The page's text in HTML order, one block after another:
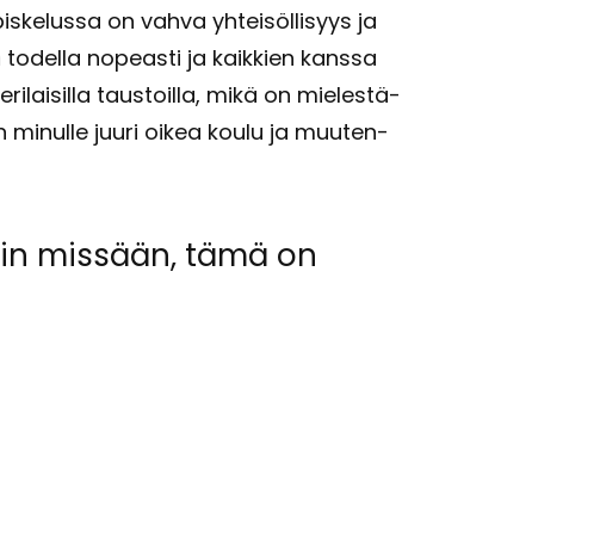
on vahva yh­tei­söl­li­syys ja
no­peas­ti ja kaik­kien kans­sa
taus­toil­la, mikä on mie­les­tä­
mi­nul­le juuri oikea koulu ja muu­ten­
mis­sään, tämä on